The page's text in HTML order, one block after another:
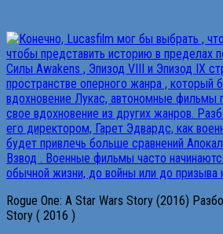
Rogue One: A Star Wars Story (2016)
Story ( 2016 )